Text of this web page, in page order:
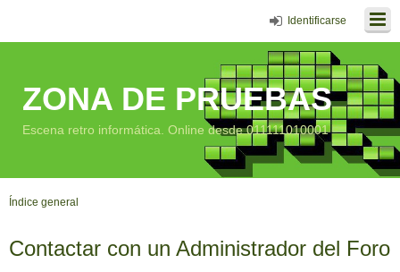
Identificarse
ZONA DE PRUEBAS
Escena retro informática. Online desde 011111010001
Índice general
Contactar con un Administrador del Foro